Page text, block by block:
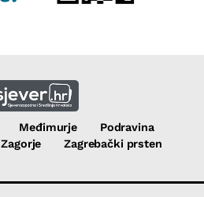
Međimurje
Podravina
Zagorje
Zagrebački prsten